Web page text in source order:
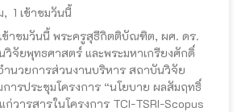
, 1 เข้าชมวันนี้
เข้าชมวันนี้ พระครูสุธีกิตติบัณฑิต, ผศ. ดร.
จัยพุทธศาสตร์ และพระมหาเกรียงศักดิ์
นวยการส่วนงานบริหาร สถาบันวิจัย
ารประชุมโครงการ “นโยบาย ผลสัมฤทธิ์
ก่วารสารในโครงการ TCI-TSRI-Scopus